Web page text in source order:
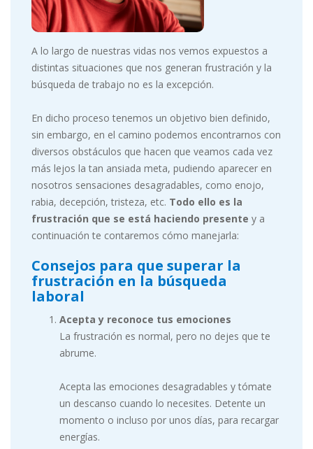
A lo largo de nuestras vidas nos vemos expuestos a
distintas situaciones que nos generan frustración y la
búsqueda de trabajo no es la excepción.
En dicho proceso tenemos un objetivo bien definido,
sin embargo, en el camino podemos encontrarnos con
diversos obstáculos que hacen que veamos cada vez
más lejos la tan ansiada meta, pudiendo aparecer en
nosotros sensaciones desagradables, como enojo,
rabia, decepción, tristeza, etc. Todo ello es la
frustración que se está haciendo presente y a
continuación te contaremos cómo manejarla:
Consejos para que superar la
frustración en la búsqueda
laboral
Acepta y reconoce tus emociones
La frustración es normal, pero no dejes que te
abrume.
Acepta las emociones desagradables y tómate
un descanso cuando lo necesites. Detente un
momento o incluso por unos días, para recargar
energías.